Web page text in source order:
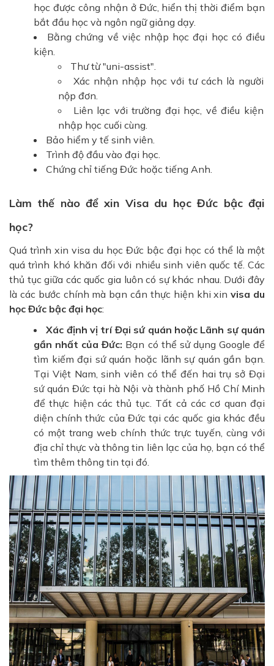
học được công nhận ở Đức, hiển thị thời điểm bạn
bắt đầu học và ngôn ngữ giảng dạy.
Bằng chứng về việc nhập học đại học có điều
kiện.
Thư từ "uni-assist".
Xác nhận nhập học với tư cách là người
nộp đơn.
Liên lạc với trường đại học, về điều kiện
nhập học cuối cùng.
Bảo hiểm y tế sinh viên.
Trình độ đầu vào đại học.
Chứng chỉ tiếng Đức hoặc tiếng Anh.
Làm thế nào để xin Visa du học Đức bậc đại
học?
Quá trình xin visa du học Đức bậc đại học có thể là một
quá trình khó khăn đối với nhiều sinh viên quốc tế. Các
thủ tục giữa các quốc gia luôn có sự khác nhau. Dưới đây
là các bước chính mà bạn cần thực hiện khi xinvisa du
học Đức bậc đại học:
Xác định vị trí Đại sứ quán hoặc Lãnh sự quán
gần nhất của Đức: Bạn có thể sử dụng Google để
tìm kiếm đại sứ quán hoặc lãnh sự quán gần bạn.
Tại Việt Nam, sinh viên có thể đến hai trụ sở Đại
sứ quán Đức tại hà Nội và thành phố Hồ Chí Minh
để thực hiện các thủ tục. Tất cả các cơ quan đại
diện chính thức của Đức tại các quốc gia khác đều
có một trang web chính thức trực tuyến, cùng với
địa chỉ thực và thông tin liên lạc của họ, bạn có thể
tìm thêm thông tin tại đó.